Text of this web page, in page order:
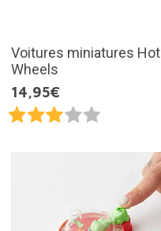
Voitures miniatures Hot
Wheels
14,95€